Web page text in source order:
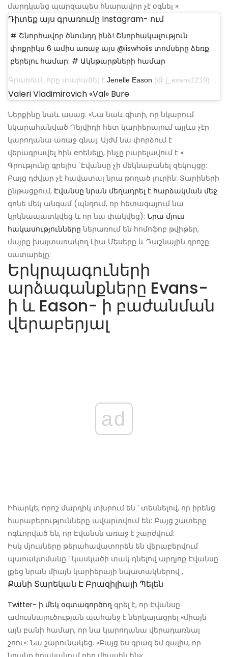
մարդկանց պարզապես հնարավոր չէ օգնել »:
Դիտեք այս գրառումը Instagram- ում
# Շնորհավոր ծնունդդ ինձ! Շնորհակալություն
փոքրիկս 6 ամիս առաջ այս @iiswhoiis տոմսերը ձեռք
բերելու համար: # Ակնթարթների համար
Գրառում, որը տարածել է Jenelle Eason (@ j_evans1219) օգոստոսի 1, 2018-ին, ժամը 3:59-ին PDT
Valeri Vladimirovich «val» Bure
Ներքինը նաև ասաց. «Նա նաև գիտի, որ նկարում
նկարահանված Դեյվիդի հետ կարիերայում այլևս չէր
կարողանա առաջ գնալ: Այժմ նա փորձում է
վերագրավել հին enենելը, ինչը բարելավում է »:
Գրությունը գրելիս `Էվանսը չի մեկնաբանել զեկույցը:
Բայց դժվար չէ հավատալ նրա թողած լուրին: Տարիների
ընթացքում, Էվանսը նրան մեղադրել է հարձակման մեջ
գոնե մեկ անգամ (պնդում, որ հետագայում նա
կրկնապատկվեց և որ նա փակվեց): Նրա մյուս
հակասությունները ներառում են հոմոֆոբ թվիթեր,
մայրը խայտառակող Լիա Մեսերը և Դաշնային դրոշը
սատարելը:
Երկրպագուների
արձագանքները Evans-
ի և Eason- ի բաժանման
վերաբերյալ
ad
Իհարկե, որոշ մարդիկ տխրում են ՝ տեսնելով, որ իրենց
հարաբերությունները ավարտվում են: Բայց շատերը
ոգևորված են, որ Էվանսն առաջ է շարժվում:
Իսկ մյուսները թերահավատորեն են վերաբերվում
պառակտմանը ՝ կասկածի տակ դնելով արդյոք Էվանսը
լքեց նրան միայն կարիերայի նպատակներով ,
Քանի Տարեկան Է Բրազիլիայի Պելեն
Twitter- ի մեկ օգտագործող գրել է, որ Էվանսը
ամուսնալուծության պահանջ է ներկայացրել «միայն
այն բանի համար, որ նա կարողանա վերադառնալ
շոու»: Նա շարունակեց. «Բայց ես գրազ եմ գալիս, որ